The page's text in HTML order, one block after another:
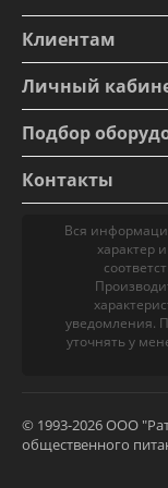
Клиентам
Личный
Подбор
Контакты
Вся
характер
уведомления.
уточнять у
© 1993-2026 ООО
общественного